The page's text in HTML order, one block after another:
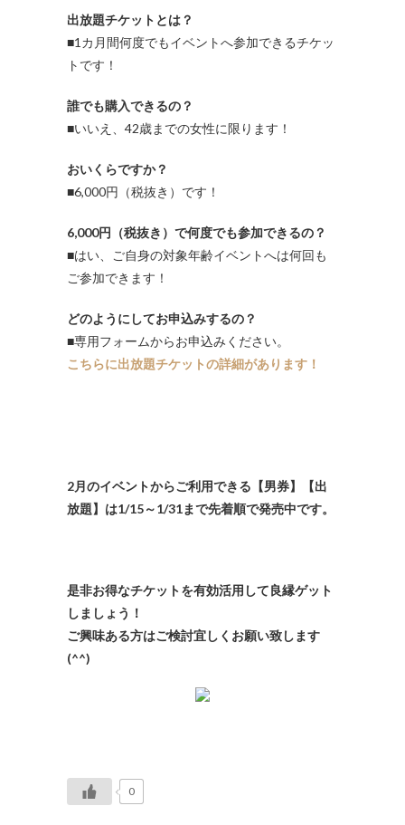
出放題チケットとは？
■1カ月間何度でもイベントへ参加できるチケッ
トです！
誰でも購入できるの？
■いいえ、42歳までの女性に限ります！
おいくらですか？
■6,000円（税抜き）です！
6,000円（税抜き）で何度でも参加できるの？
■はい、ご自身の対象年齢イベントへは何回も
ご参加できます！
どのようにしてお申込みするの？
■専用フォームからお申込みください。
こちらに出放題チケットの詳細があります！
2月のイベントからご利用できる【男券】【出
放題】は1/15～1/31まで先着順で発売中です。
是非お得なチケットを有効活用して良縁ゲット
しましょう！
ご興味ある方はご検討宜しくお願い致します
(^^)
0